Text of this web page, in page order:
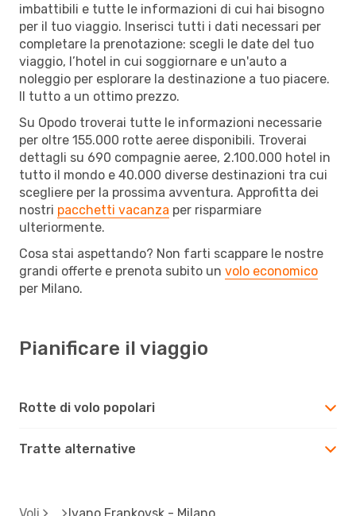
imbattibili e tutte le informazioni di cui hai bisogno
per il tuo viaggio. Inserisci tutti i dati necessari per
completare la prenotazione: scegli le date del tuo
viaggio, l’hotel in cui soggiornare e un'auto a
noleggio per esplorare la destinazione a tuo piacere.
Il tutto a un ottimo prezzo.
Su Opodo troverai tutte le informazioni necessarie
per oltre 155.000 rotte aeree disponibili. Troverai
dettagli su 690 compagnie aeree, 2.100.000 hotel in
tutto il mondo e 40.000 diverse destinazioni tra cui
scegliere per la prossima avventura. Approfitta dei
nostri pacchetti vacanza per risparmiare
ulteriormente.
Cosa stai aspettando? Non farti scappare le nostre
grandi offerte e prenota subito un volo economico
per Milano.
Pianificare il viaggio
Rotte di volo popolari
Tratte alternative